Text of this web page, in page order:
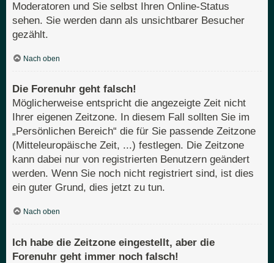
Moderatoren und Sie selbst Ihren Online-Status
sehen. Sie werden dann als unsichtbarer Besucher
gezählt.
Nach oben
Die Forenuhr geht falsch!
Möglicherweise entspricht die angezeigte Zeit nicht
Ihrer eigenen Zeitzone. In diesem Fall sollten Sie im
„Persönlichen Bereich“ die für Sie passende Zeitzone
(Mitteleuropäische Zeit, ...) festlegen. Die Zeitzone
kann dabei nur von registrierten Benutzern geändert
werden. Wenn Sie noch nicht registriert sind, ist dies
ein guter Grund, dies jetzt zu tun.
Nach oben
Ich habe die Zeitzone eingestellt, aber die
Forenuhr geht immer noch falsch!